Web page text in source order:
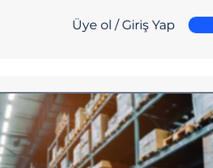
Üye ol / Giriş Yap